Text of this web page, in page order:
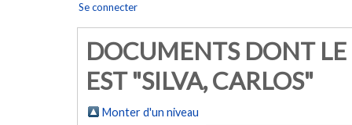
Se connecter
DOCUMENTS DONT
EST "SILVA, CARLOS"
Monter d'un niveau